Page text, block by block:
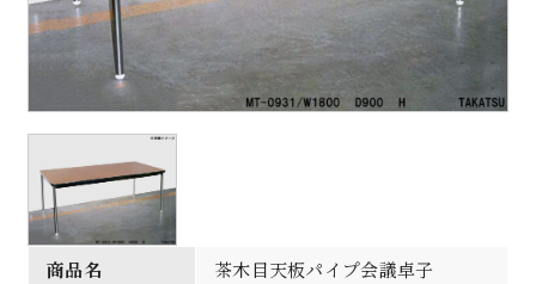
商品名
茶木目天板パイプ会議卓子